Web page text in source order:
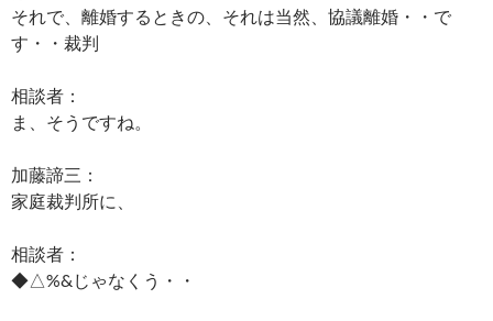
それで、離婚するときの、それは当然、協議離婚・・で
す・・裁判
相談者：
ま、そうですね。
加藤諦三：
家庭裁判所に、
相談者：
◆△%&じゃなくう・・